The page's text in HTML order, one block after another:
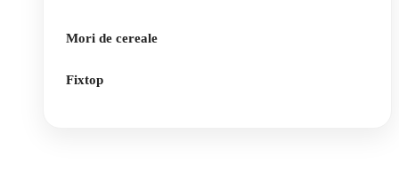
Mori de cereale
Fixtop